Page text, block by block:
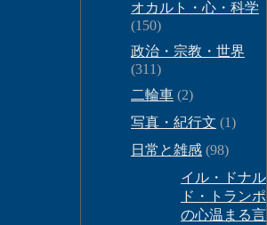
オカルト・心・科学
(150)
政治・宗教・世界
(311)
二輪車 (2)
写真・紀行文 (1)
日常と雑感 (98)
イル・ドナル
ド・トランポ
の心温まる言